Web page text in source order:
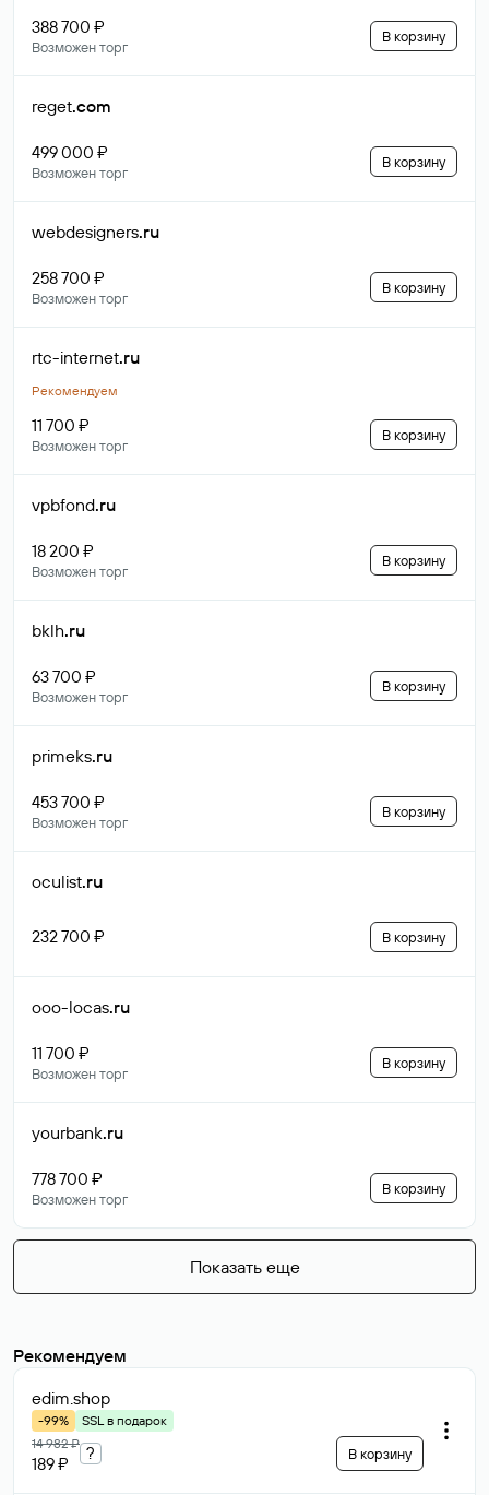
388 700 ₽
Возможен торг
В корзину
reget.com
499 000 ₽
Возможен торг
В корзину
webdesigners.ru
258 700 ₽
Возможен торг
В корзину
rtc-internet.ru
Рекомендуем
11 700 ₽
Возможен торг
В корзину
vpbfond.ru
18 200 ₽
Возможен торг
В корзину
bklh.ru
63 700 ₽
Возможен торг
В корзину
primeks.ru
453 700 ₽
Возможен торг
В корзину
oculist.ru
232 700 ₽ В корзину
ooo-locas.ru
11 700 ₽
Возможен торг
В корзину
yourbank.ru
778 700 ₽
Возможен торг
В корзину
Показать еще
Рекомендуем
edim.shop
-99%
SSL в подарок
14 982 ₽
189 ₽
? В корзину